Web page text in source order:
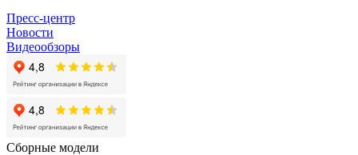
Пресс-центр
Новости
Видеообзоры
Сборные модели